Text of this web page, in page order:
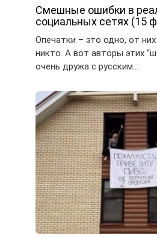
Смешные ошибки в
социальных сетях (15
Опечатки – это одно, от
никто. А вот авторы этих
очень дружа с русским…